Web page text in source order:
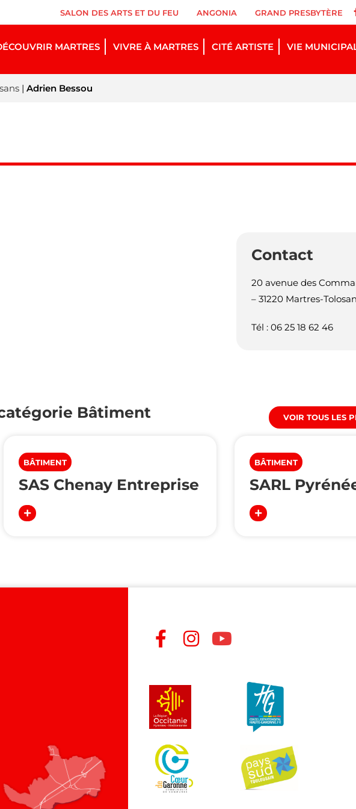
SALON DES ARTS ET DU FEU ANGONIA GRAND PRESBYTÈRE
MARTRES VIVRE À MARTRES CITÉ ARTISTE VIE
| Adrien Bessou
Contact
20 avenue des
– 31220 Martres-
Tél : 06 25 18 62 46
Bâtiment VOIR TOUS LES
BÂTIMENT
SAS Chenay Entreprise
BÂTIMENT
SARL